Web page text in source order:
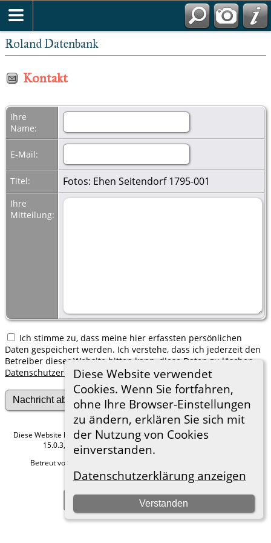
Roland Datenbank
Diese Website verwendet
Cookies. Wenn Sie fortfahren,
ohne Ihre Browser-Einstellungen
zu ändern, erklären Sie sich mit
der Nutzung von Cookies
einverstanden.
Datenschutzerklärung anzeigen
Verstanden
Kontakt
Ihre
Name:
E-Mail:
Titel: Fotos: Ehen Seitendorf 1795-001
Ihre
Mitteilung:
Ich stimme zu, dass meine hier erfassten persönlichen
Daten gespeichert werden. Ich verstehe, dass ich jederzeit den
Betreiber dieser Website bitten kann, diese Daten zu löschen.
Datenschutzerklärung
Diese Website läuft mit The Next Generation of Genealogy Sitebuilding
15.0.3, programmiert von Darrin Lythgoe © 2001-2026.
Betreut von
Hier geht es zum Impressum
Zur Desktop-Webseite wechseln